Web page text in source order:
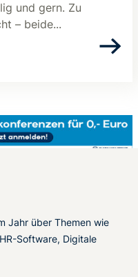
und gern. Zu
– beide...
Jahr über Themen wie
Software, Digitale